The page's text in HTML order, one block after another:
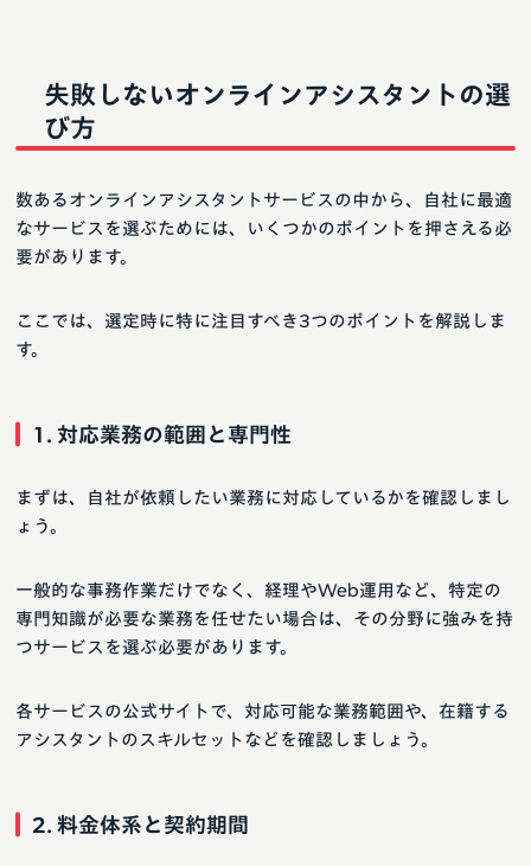
失敗しないオンラインアシスタントの選
び方
数あるオンラインアシスタントサービスの中から、自社に最適
なサービスを選ぶためには、いくつかのポイントを押さえる必
要があります。
ここでは、選定時に特に注目すべき3つのポイントを解説しま
す。
1. 対応業務の範囲と専門性
まずは、自社が依頼したい業務に対応しているかを確認しまし
ょう。
一般的な事務作業だけでなく、経理やWeb運用など、特定の
専門知識が必要な業務を任せたい場合は、その分野に強みを持
つサービスを選ぶ必要があります。
各サービスの公式サイトで、対応可能な業務範囲や、在籍する
アシスタントのスキルセットなどを確認しましょう。
2. 料金体系と契約期間